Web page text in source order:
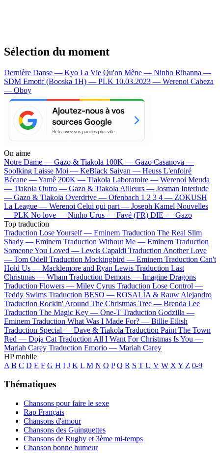
Sélection du moment
Dernière Danse — Kyo La Vie Qu'on Mène — Ninho Rihanna —
SDM Emotif (Booska 1H) — PLK 10.03.2023 — Werenoi Cabeza
— Oboy
On aime
Notre Dame — Gazo & Tiakola 100K — Gazo Casanova —
Soolking Laisse Moi — KeBlack Saiyan — Heuss L'enfoiré
Bécane —Yamê 200K — Tiakola Laboratoire — Werenoi Meuda
— Tiakola Outro — Gazo & Tiakola Ailleurs — Josman Interlude
— Gazo & Tiakola Overdrive — Ofenbach 1 2 3 4 — ZOKUSH
La League — Werenoi Celui qui part — Joseph Kamel Nouvelles
— PLK No love — Ninho Urus — Favé (FR) DIE — Gazo
Top traduction
Traduction Lose Yourself — Eminem Traduction The Real Slim
Shady — Eminem Traduction Without Me — Eminem Traduction
Someone You Loved — Lewis Capaldi Traduction Another Love
— Tom Odell Traduction Mockingbird — Eminem Traduction Can't
Hold Us — Macklemore and Ryan Lewis Traduction Last
Christmas — Wham Traduction Demons — Imagine Dragons
Traduction Flowers — Miley Cyrus Traduction Lose Control —
Teddy Swims Traduction BESO — ROSALÍA & Rauw Alejandro
Traduction Rockin' Around The Christmas Tree — Brenda Lee
Traduction The Magic Key — One-T Traduction Godzilla —
Eminem Traduction What Was I Made For? — Billie Eilish
Traduction Special — Dave & Tiakola Traduction Paint The Town
Red — Doja Cat Traduction All I Want For Christmas Is You —
Mariah Carey Traduction Emorio — Mariah Carey
HP mobile
A B C D E F G H I J K L M N O P Q R S T U V W X Y Z 0-9
Thématiques
Chansons pour faire le sexe
Rap Français
Chansons d'amour
Chansons des Guinguettes
Chansons de Rugby et 3ème mi-temps
Chanson bonne humeur